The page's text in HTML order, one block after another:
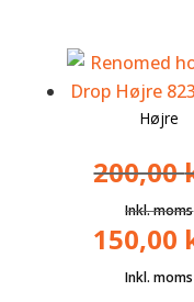
Højre
200,00
Den
oprindelige
150,00